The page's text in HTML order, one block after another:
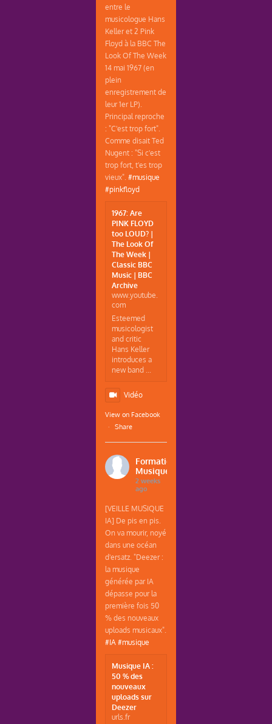
entre le
musicologue Hans
Keller et 2 Pink
Floyd à la BBC The
Look Of The Week
14 mai 1967 (en
plein
enregistrement de
leur 1er LP).
Principal reproche
: "C'est trop fort".
Comme disait Ted
Nugent : "Si c'est
trop fort, t'es trop
vieux".#musique
#pinkfloyd
1967: Are
PINK FLOYD
too LOUD? |
The Look Of
The Week |
Classic BBC
Music | BBC
Archive
www.youtube.
com
Esteemed
musicologist
and critic
Hans Keller
introduces a
new band ...
Vidéo
View on Facebook
·
Share
Formations
Musique
2 weeks
ago
[VEILLE MUSIQUE
IA] De pis en pis.
On va mourir, noyé
dans une océan
d'ersatz. "Deezer :
la musique
générée par IA
dépasse pour la
première fois 50
% des nouveaux
uploads musicaux".
#IA #musique
Musique IA :
50 % des
nouveaux
uploads sur
Deezer
urls.fr